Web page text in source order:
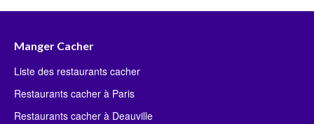
Manger Cacher
Liste des restaurants cacher
Restaurants cacher à Paris
Restaurants cacher à Deauville